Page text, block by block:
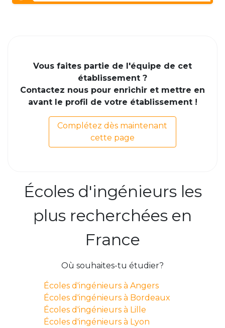
Vous faites partie de l'équipe de cet
établissement ?
Contactez nous pour enrichir et mettre en
avant le profil de votre établissement !
Complétez dès maintenant
cette page
Écoles d'ingénieurs les
plus recherchées en
France
Où souhaites-tu étudier?
Écoles d'ingénieurs à Angers
Écoles d'ingénieurs à Bordeaux
Écoles d'ingénieurs à Lille
Écoles d'ingénieurs à Lyon